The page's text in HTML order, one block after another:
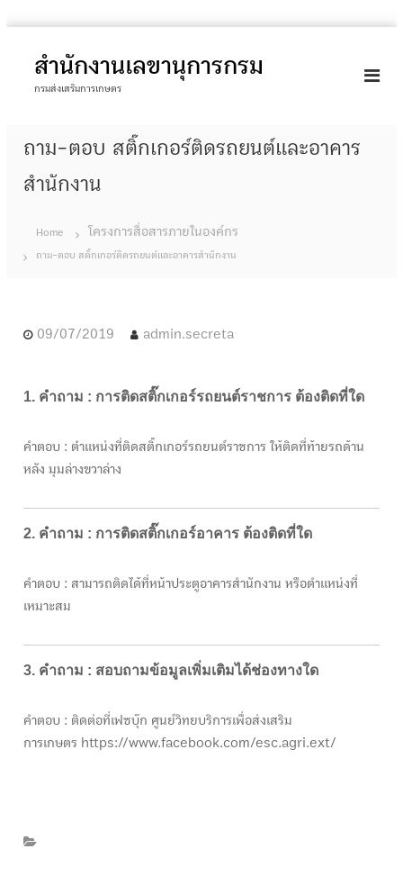
สำนักงานเลขานุการกรม
กรมส่งเสริมการเกษตร
ถาม-ตอบ สติ๊กเกอร์ติดรถยนต์และอาคาร
สำนักงาน
Home โครงการสื่อสารภายในองค์กร
ถาม-ตอบ สติ๊กเกอร์ติดรถยนต์และอาคารสำนักงาน
09/07/2019 admin.secreta
1. คำถาม : การติดสติ๊กเกอร์รถยนต์ราชการ ต้องติดที่ใด
คำตอบ : ตำแหน่งที่ติดสติ๊กเกอร์รถยนต์ราชการ ให้ติดที่ท้ายรถด้าน
หลัง มุมล่างขวาล่าง
2. คำถาม : การติดสติ๊กเกอร์อาคาร ต้องติดที่ใด
คำตอบ : สามารถติดได้ที่หน้าประตูอาคารสำนักงาน หรือตำแหน่งที่
เหมาะสม
3. คำถาม : สอบถามข้อมูลเพิ่มเติมได้ช่องทางใด
คำตอบ : ติดต่อที่เฟซบุ๊ก ศูนย์วิทยบริการเพื่อส่งเสริม
การเกษตร https://www.facebook.com/esc.agri.ext/